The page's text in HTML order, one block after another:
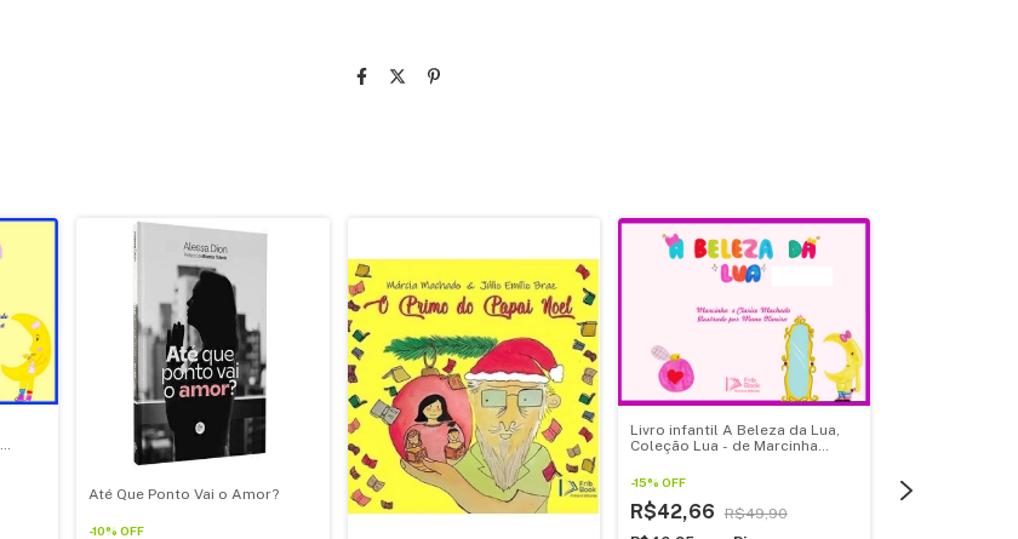
Até Que Ponto Vai o Amor?
-10%OFF
Livro infantil A Beleza da Lua,
Coleção Lua - de Marcinha
-15% OFF
R$42,66
R$49,90